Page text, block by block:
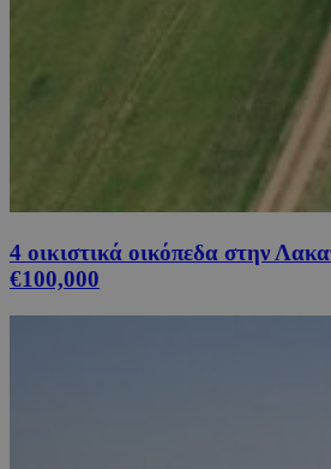
4 οικιστικά οικόπεδα στην
€100,000